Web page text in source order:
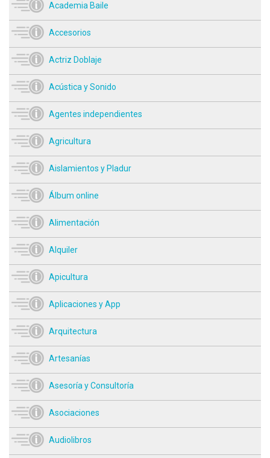
Academia Baile
Accesorios
Actriz Doblaje
Acústica y Sonido
Agentes independientes
Agricultura
Aislamientos y Pladur
Álbum online
Alimentación
Alquiler
Apicultura
Aplicaciones y App
Arquitectura
Artesanías
Asesoría y Consultoría
Asociaciones
Audiolibros